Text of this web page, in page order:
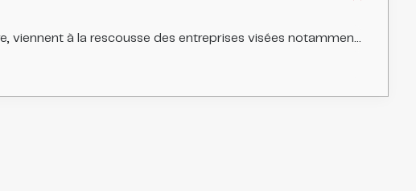
visées notamment par des actions de groupe, les class actions à la française.